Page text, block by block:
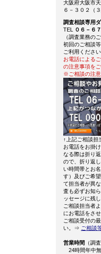
大阪府大阪市
６－３０２（３
調査相談専用
TEL
０６－６
（調査業務の
初回のご相談
ご利用ください
お電話による
の注意事項を
※ご相談の注
↑上記ご相談担
お電話をお掛
なる際は折り
ので、折り返
い時間帯とお
す）及びご希
て担当者が異
査も必ずお知
ッセージに残
ご相談担当者
にお電話をさ
ご相談受付の
い。⇒ ご相談
営業時間 （調
24時間年中